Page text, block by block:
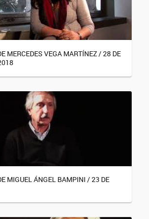
MERCEDES VEGA MARTÍNEZ / 28 DE
MIGUEL ÁNGEL BAMPINI / 23 DE